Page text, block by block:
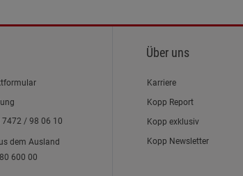
7472 / 98 06 10
dem Ausland
600 00
Über uns
Karriere
Kopp Report
Kopp exklusiv
Kopp Newsletter